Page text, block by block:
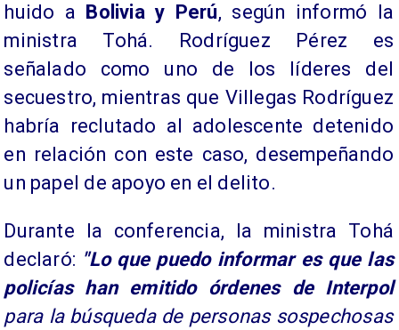
huido a Bolivia y Perú, según informó la
ministra Tohá. Rodríguez Pérez es
señalado como uno de los líderes del
secuestro, mientras que Villegas Rodríguez
habría reclutado al adolescente detenido
en relación con este caso, desempeñando
un papel de apoyo en el delito.
​Durante la conferencia, la ministra Tohá
declaró: "Lo que puedo informar es que las
policías han emitido órdenes de Interpol
para la búsqueda de personas sospechosas